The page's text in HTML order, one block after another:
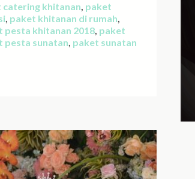
catering khitanan, paket
, paket khitanan di rumah,
pesta khitanan 2018, paket
pesta sunatan, paket sunatan